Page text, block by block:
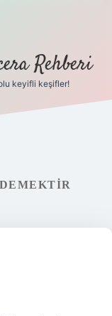
Rehberi
keyifli keşifler!